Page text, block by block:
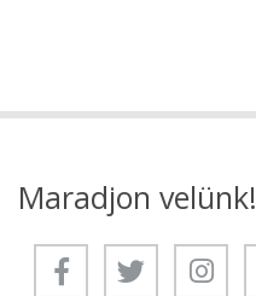
Maradjon velünk!